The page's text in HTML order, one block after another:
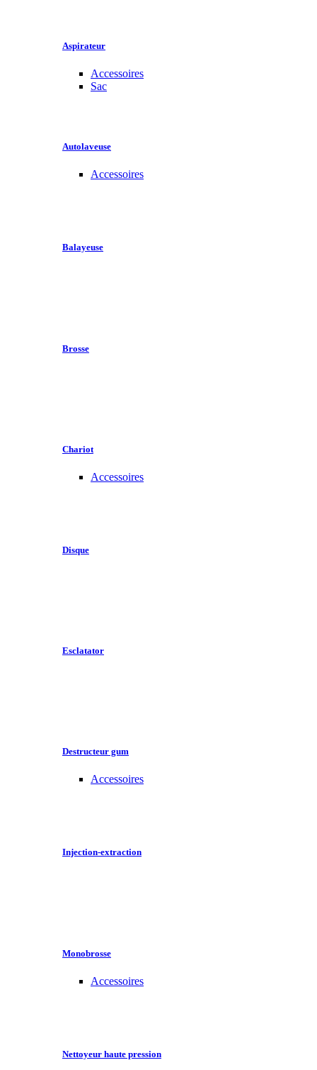
Aspirateur
Accessoires
Sac
Autolaveuse
Accessoires
Balayeuse
Brosse
Chariot
Accessoires
Disque
Esclatator
Destructeur gum
Accessoires
Injection-extraction
Monobrosse
Accessoires
Nettoyeur haute pression